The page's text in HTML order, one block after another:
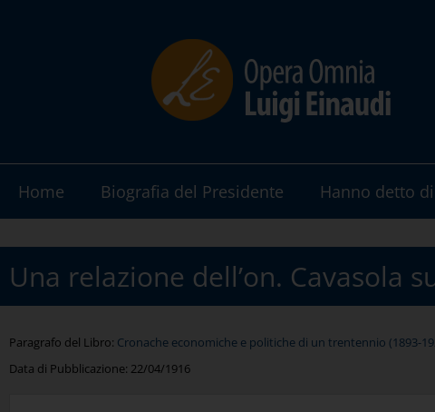
Home Biografia del Presidente Hanno detto
Una relazione dell’on. Cavasola
Paragrafo del Libro: Cronache economiche e politiche di un trentennio (1893-
Data di Pubblicazione: 22/04/1916